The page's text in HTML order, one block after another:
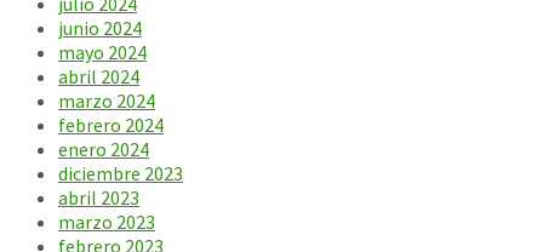
junio 2024
mayo 2024
abril 2024
marzo 2024
febrero 2024
enero 2024
diciembre 2023
abril 2023
marzo 2023
febrero 2023